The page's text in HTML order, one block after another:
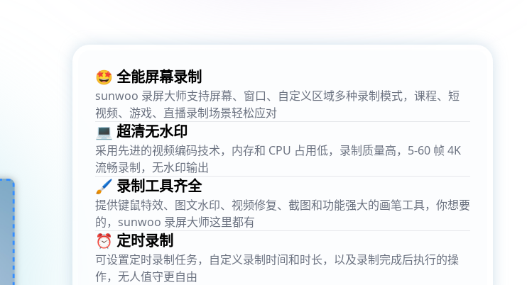
🤩 全能屏幕录制
sunwoo 录屏大师支持屏幕、窗口、自定义区域多种录制模式，课程、短
视频、游戏、直播录制场景轻松应对
💻 超清无水印
采用先进的视频编码技术，内存和 CPU 占用低，录制质量高，5-60 帧 4K
流畅录制，无水印输出
🖌️ 录制工具齐全
提供键鼠特效、图文水印、视频修复、截图和功能强大的画笔工具，你想要
的，sunwoo 录屏大师这里都有
⏰ 定时录制
可设置定时录制任务，自定义录制时间和时长，以及录制完成后执行的操
作，无人值守更自由